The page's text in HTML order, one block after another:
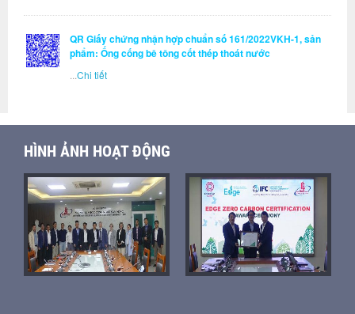
QR Giấy chứng nhận hợp chuẩn số 161/2022VKH-1, sản
phẩm: Ống cống bê tông cốt thép thoát nước
Chi tiết
HÌNH ẢNH HOẠT ĐỘNG